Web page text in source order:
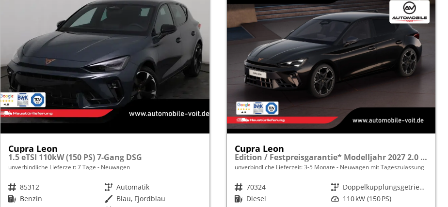
Cupra Leon
1.5 eTSI 110kW (150 PS) 7-Gang DSG
unverbindliche Lieferzeit:7 Tage Neuwagen
Fahrzeugnr. 85312 Getriebe Automatik
Kraftstoff Benzin Außenfarbe Blau, Fjordblau
Cupra Leon
Edition / Festpreisgarantie* Modelljahr 2027 2.0 TDI 150PS DSG 5 J.Garantie /18"/Voll-LED/3Z-Climatronic/ACC/Full Link/Parksensoren v/h/Privacy-Glas/MFL
unverbindliche Lieferzeit: 3-5 Monate Neuwagen mit Tageszulassung
Fahrzeugnr. 70324 Getriebe
Doppelkupplungsgetriebe (DSG)
Kraftstoff Diesel Leistung 110 kW (150 PS)